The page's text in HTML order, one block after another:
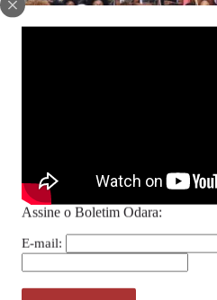
Assine o Boletim Odara:
E-mail:
Geral